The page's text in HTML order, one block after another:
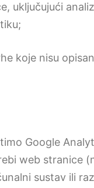
uključujući
koje nisu
Google
web stranice
sustav ili